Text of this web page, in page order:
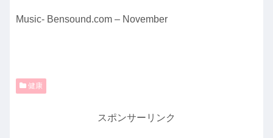
Music- Bensound.com – November
健康
スポンサーリンク